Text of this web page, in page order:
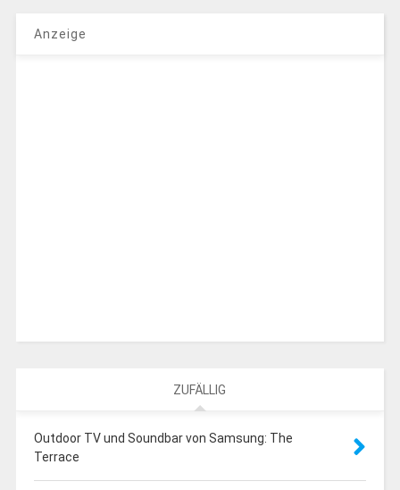
Anzeige
ZUFÄLLIG
Outdoor TV und Soundbar von Samsung: The
Terrace